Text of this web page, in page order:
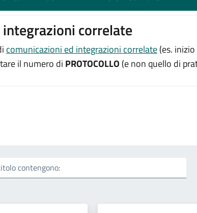
correlate
comunicazioni ed integrazioni correlate(es.
il numero di PROTOCOLLO (e non quello di
contengono: